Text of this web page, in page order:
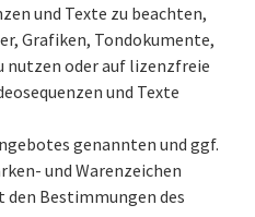
und Texte zu beachten,
Grafiken, Tondokumente,
nutzen oder auf lizenzfreie
und Texte
genannten und ggf.
und Warenzeichen
Bestimmungen des